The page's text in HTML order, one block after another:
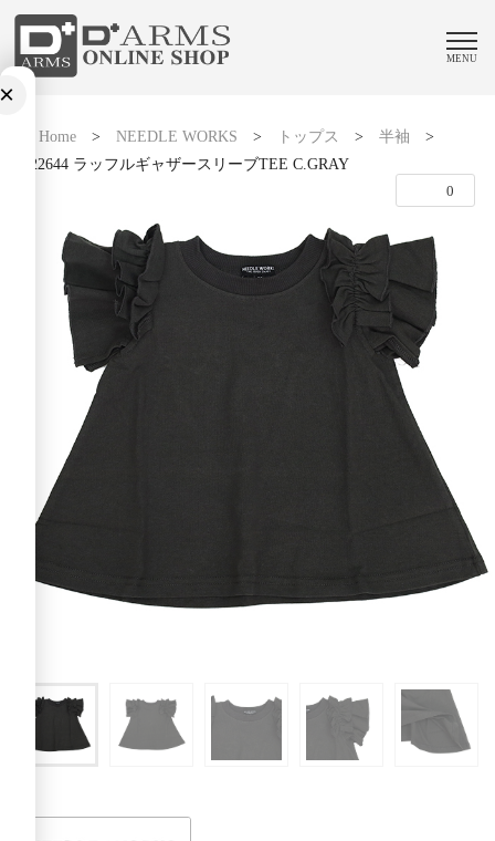
MENU
Home> NEEDLE WORKS > トップス > 半袖 >
2122644 ラッフルギャザースリーブTEE C.GRAY
0
×